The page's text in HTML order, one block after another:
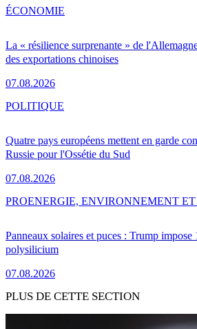
La « résilience surprenante » de
des exportations chinoises
07.08.2026
ÉCONOMIE
Quatre pays européens mettent en garde
Russie pour l'Ossétie du Sud
07.08.2026
POLITIQUE
Panneaux solaires et puces : Trump impose
polysilicium
07.08.2026
PROENERGIE, ENVIRONNEMENT
PLUS DE CETTE SECTION